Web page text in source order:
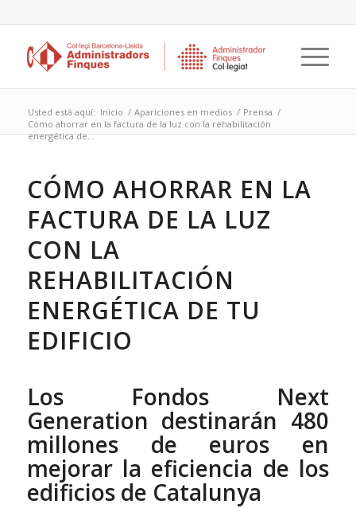
Usted está aquí: Inicio / Apariciones en medios / Prensa /
Cómo ahorrar en la factura de la luz con la rehabilitación
energética de...
CÓMO AHORRAR EN LA
FACTURA DE LA LUZ
CON LA
REHABILITACIÓN
ENERGÉTICA DE TU
EDIFICIO
Los Fondos Next
Generation destinarán 480
millones de euros en
mejorar la eficiencia de los
edificios de Catalunya